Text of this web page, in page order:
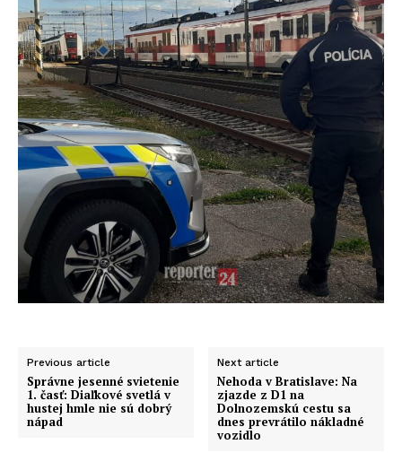
Previous article
Správne jesenné svietenie
1. časť: Diaľkové svetlá v
hustej hmle nie sú dobrý
nápad
Next article
Nehoda v Bratislave: Na
zjazde z D1 na
Dolnozemskú cestu sa
dnes prevrátilo nákladné
vozidlo